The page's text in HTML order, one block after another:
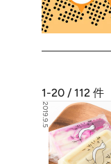
1-20 / 112 件
2019.9.5